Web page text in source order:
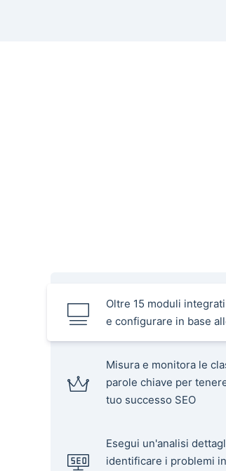
Oltre 15 moduli
e configurare in base
Misura e monitora le
parole chiave per
tuo successo SEO
Esegui un'analisi
identificare i problemi